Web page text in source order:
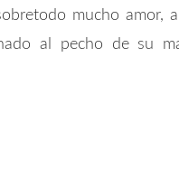
mucho amor,
al pecho de su